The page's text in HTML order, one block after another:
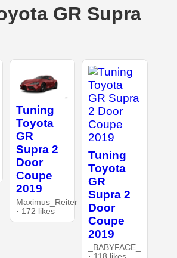
GR Supra
Tuning
Toyota
GR
Supra 2
Door
Coupe
2019
Maximus_Reiter
· 172 likes
Tuning
Toyota
GR
Supra 2
Door
Coupe
2019
_BABYFACE_